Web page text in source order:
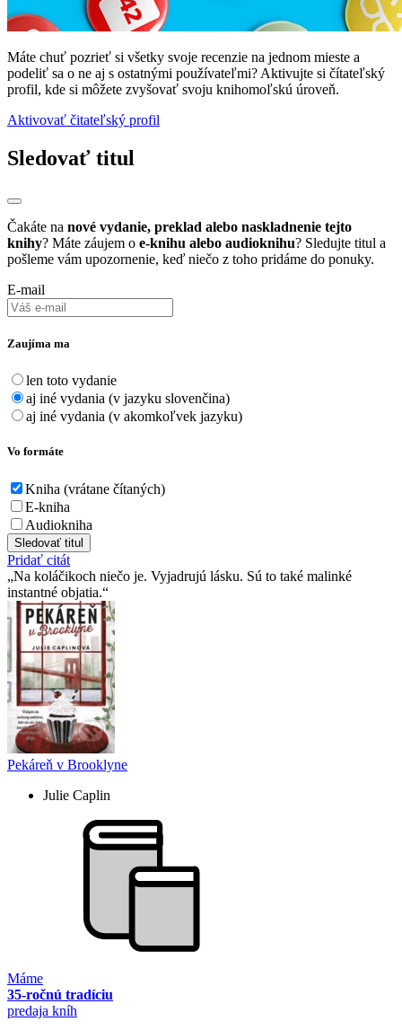
Máte chuť pozrieť si všetky svoje recenzie na jednom mieste a
podeliť sa o ne aj s ostatnými používateľmi? Aktivujte si čítateľský
profil, kde si môžete zvyšovať svoju knihomoľskú úroveň.
Aktivovať čitateľský profil
Sledovať titul
Čakáte na nové vydanie, preklad alebo naskladnenie tejto
knihy? Máte záujem o e-knihu alebo audioknihu? Sledujte titul a
pošleme vám upozornenie, keď niečo z toho pridáme do ponuky.
E-mail
Zaujíma ma
len toto vydanie
aj iné vydania (v jazyku slovenčina)
aj iné vydania (v akomkoľvek jazyku)
Vo formáte
Kniha (vrátane čítaných)
E-kniha
Audiokniha
Sledovať titul
Pridať citát
Na koláčikoch niečo je. Vyjadrujú lásku. Sú to také malinké
instantné objatia.
Pekáreň v Brooklyne
Julie Caplin
Máme
35-ročnú tradíciu
predaja kníh